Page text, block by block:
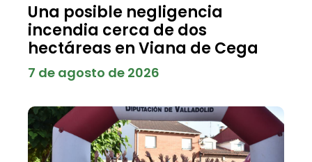
Una posible negligencia
incendia cerca de dos
hectáreas en Viana de Cega
7 de agosto de 2026